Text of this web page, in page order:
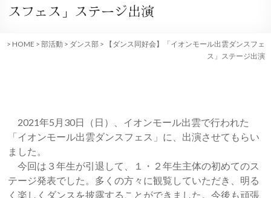
スフェス」ステージ出演
> HOME > 部活動 > ダンス部 >
【ダンス同好会】「イオンモール出雲ダンスフェ
ス」ステージ出演
2021年5月30日（日）、イオンモール出雲で行われた
「イオンモール出雲ダンスフェス」に、出演させてもらい
ました。
今回は３年生が引退して、１・２年生主体の初めてのス
テージ発表でした。多くの方々に観覧していただき、明る
く楽しくダンスを披露することができました。今後も頑張